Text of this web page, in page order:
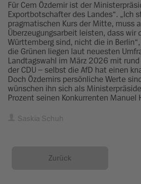
Für Cem Özdemir ist der
Exportbotschafter des Landes“. „Ich
pragmatischen Kurs der Mitte, muss
Überzeugungsarbeit leisten, dass wir
Württemberg sind, nicht die in Berlin“,
die Grünen liegen laut neuesten
Landtagswahl im März 2026 mit
der CDU – selbst die AfD hat einen
Doch Özdemirs persönliche Werte
wünschen ihn sich als
Prozent seinen Konkurrenten Manuel
Saskia Schuh
Zurück